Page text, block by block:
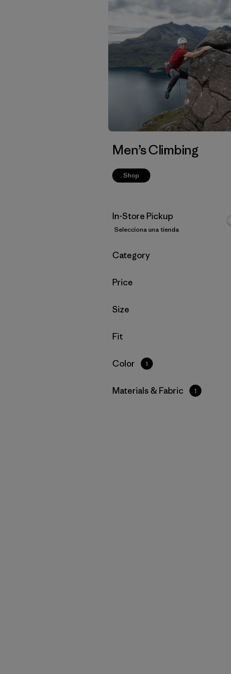
Men’s Climbing
Shop
In-Store Pickup
Selecciona una tienda
Filtrar por
Category
Filtrar por
Price
Filtrar por
Size
Filtrar por
Fit
Filtrar por
Color 1
Filtrar por
Materials & Fabric 1